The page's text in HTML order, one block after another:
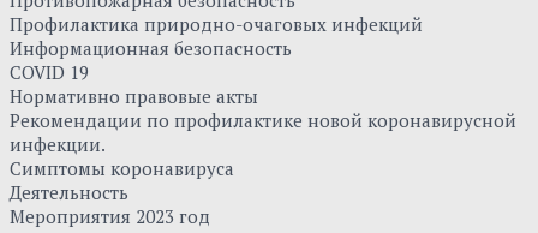
Профилактика природно-очаговых инфекций
Информационная безопасность
COVID 19
Нормативно правовые акты
Рекомендации по профилактике новой коронавирусной
инфекции.
Симптомы коронавируса
Деятельность
Мероприятия 2023 год